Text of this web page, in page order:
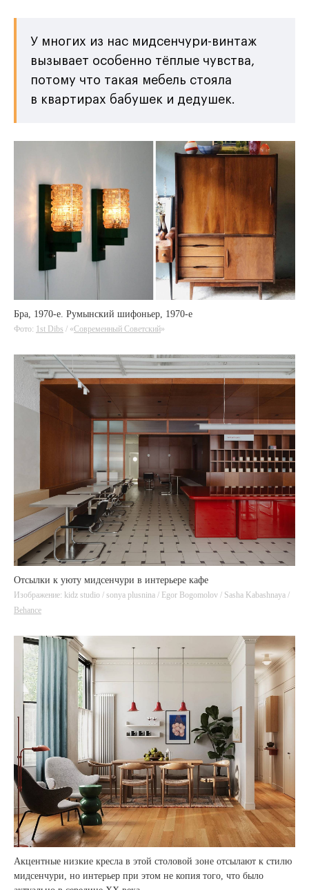
У многих из нас мидсенчури-винтаж
вызывает особенно тёплые чувства,
потому что такая мебель стояла
в квартирах бабушек и дедушек.
Бра, 1970-е. Румынский шифоньер, 1970-е
Фото: 1st Dibs / «Современный Советский»
Отсылки к уюту мидсенчури в интерьере кафе
Изображение: kidz studio / sonya plusnina / Egor Bogomolov / Sasha Kabashnaya /
Behance
Акцентные низкие кресла в этой столовой зоне отсылают к стилю
мидсенчури, но интерьер при этом не копия того, что было